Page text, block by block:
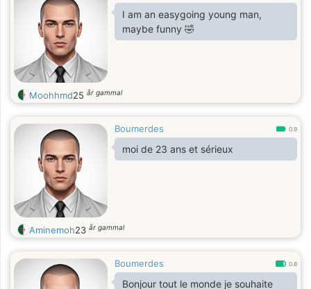
I am an easygoing young man,
maybe funny 🤣
Moohhmd25 år gammal
Boumerdes 0.9
moi de 23 ans et sérieux
Aminemoh23 år gammal
Boumerdes 0.8
Bonjour tout le monde je souhaite